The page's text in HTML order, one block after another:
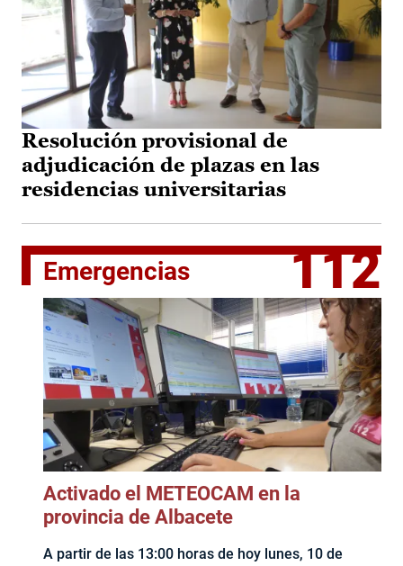
Resolución provisional de
adjudicación de plazas en las
residencias universitarias
Emergencias 112
Activado el METEOCAM en la
provincia de Albacete
A partir de las 13:00 horas de hoy lunes, 10 de